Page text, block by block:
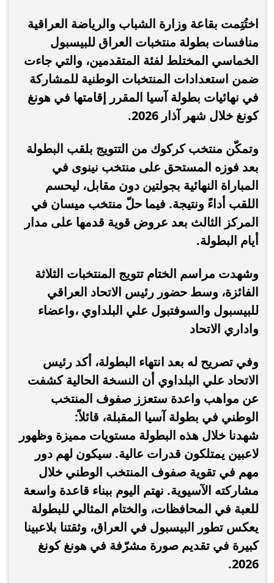
اختُتِمت بقاعة وزارة الشباب والرياضة العراقية
منافسات بطولة منتخبات العراق للبيسبول
الخماسي المختلط لفئة المتقدمين، والتي جاءت
ضمن استعدادات المنتخبات الوطنية للمشاركة
في نهائيات بطولة آسيا المقرر إقامتها في هونغ
كونغ خلال شهر آذار 2026.
وتمكّن منتخب كركوك من التتويج بلقب البطولة
بعد فوزه المستحق على منتخب نينوى في
المباراة النهائية بجولتين دون مقابل، ليحسم
اللقب أداءً ونتيجة. فيما حلّ منتخب ميسان في
المركز الثالث بعد عروض قوية قدمها على مدار
أيام البطولة.
وشهدت مراسم الختام تتويج المنتخبات الثلاثة
الفائزة، وسط حضور رئيس الاتحاد العراقي
للبيسبول والسوفتبول علي البلداوي ،واعضاء
واداري الاتحاد
وفي تصريح له بعد انتهاء البطولة، أكد رئيس
الاتحاد علي البلداوي أن النسخة الحالية كشفت
عن مواهب واعدة ستعزز صفوف المنتخب
الوطني في بطولة آسيا المقبلة، قائلاً:
شهدنا خلال هذه البطولة مستويات مميزة وظهور
لاعبين يمتلكون قدرات عالية. سيكون لهم دور
مهم في تقوية صفوف المنتخب الوطني خلال
مشاركته الآسيوية. نهتم اليوم ببناء قاعدة واسعة
للعبة في المحافظات، والختام المثالي للبطولة
يعكس تطور البيسبول في العراق، وثقتنا بلاعبينا
كبيرة في تقديم صورة مشرّفة في هونغ كونغ
2026.